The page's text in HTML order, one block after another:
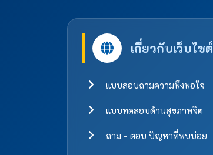
เกี่ยวกับเว็บไซต์
แบบสอบถามความพึงพอใจ
แบบทดสอบด้านสุขภาพจิต
ถาม - ตอบ ปัญหาที่พบบ่อย